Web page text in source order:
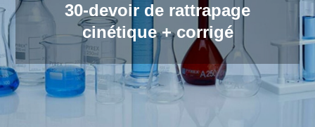
30-devoir de rattrapage
cinétique + corrigé